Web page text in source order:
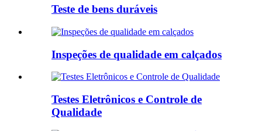
Teste de bens duráveis
Inspeções de qualidade em calçados
Testes Eletrônicos e Controle de
Qualidade